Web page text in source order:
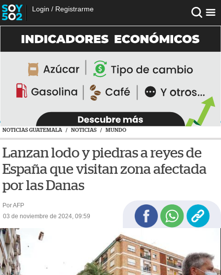
Login / Registrarme
NOTICIAS GUATEMALA / NOTICIAS / MUNDO
Lanzan lodo y piedras a reyes de
España que visitan zona afectada
por las Danas
Por AFP
03 de noviembre de 2024, 09:59